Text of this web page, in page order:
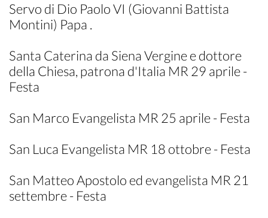
Servo di Dio Paolo VI (Giovanni Battista
Montini) Papa .
Santa Caterina da Siena Vergine e dottore
della Chiesa, patrona d'Italia MR 29 aprile -
Festa
San Marco Evangelista MR 25 aprile - Festa
San Luca Evangelista MR 18 ottobre - Festa
San Matteo Apostolo ed evangelista MR 21
settembre - Festa